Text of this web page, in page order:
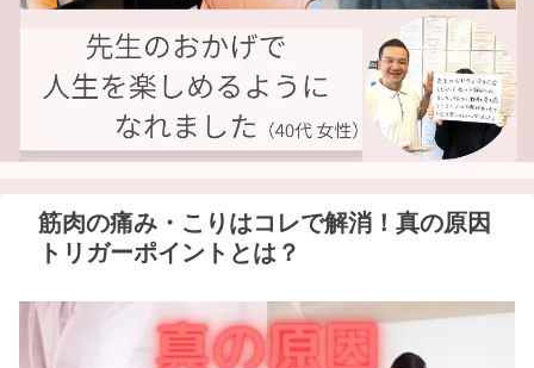
筋肉の痛み・こりはコレで解消！真の原因
トリガーポイントとは？